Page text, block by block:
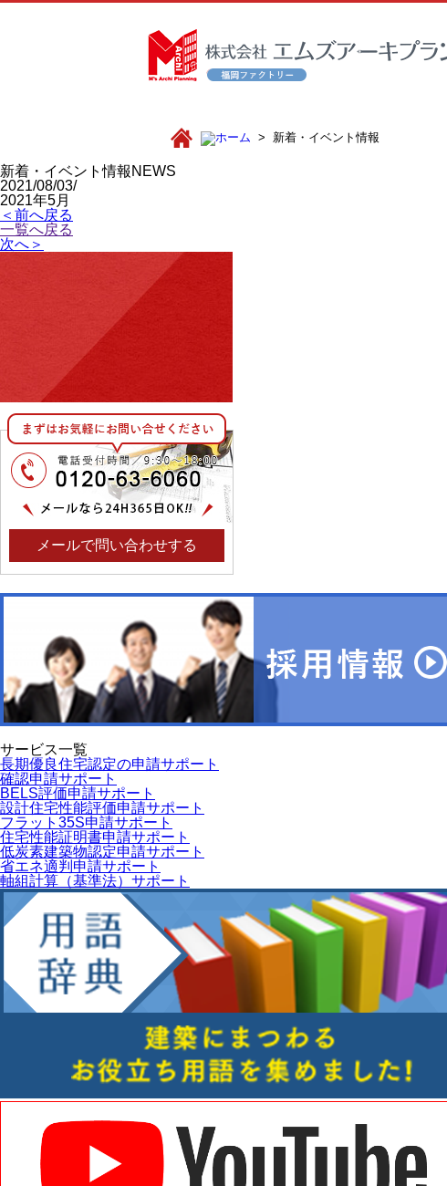
新着・イベント情報
新着・イベント情報 NEWS
2021/08/03/
2021年5月
＜前へ戻る
一覧へ戻る
次へ＞
メールで問い合わせする
サービス一覧
長期優良住宅認定の申請サポート
確認申請サポート
BELS評価申請サポート
設計住宅性能評価申請サポート
フラット35S申請サポート
住宅性能証明書申請サポート
低炭素建築物認定申請サポート
省エネ適判申請サポート
軸組計算（基準法）サポート